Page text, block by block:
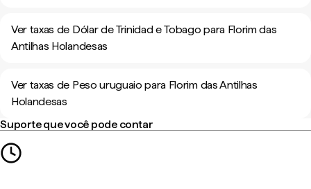
Ver taxas de Dólar de Trinidad e Tobago para Florim das
Antilhas Holandesas
Ver taxas de Peso uruguaio para Florim das Antilhas
Holandesas
Suporte que você pode contar